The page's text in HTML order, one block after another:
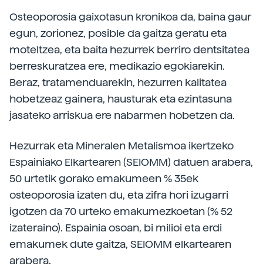
Osteoporosia gaixotasun kronikoa da, baina gaur
egun, zorionez, posible da gaitza geratu eta
moteltzea, eta baita hezurrek berriro dentsitatea
berreskuratzea ere, medikazio egokiarekin.
Beraz, tratamenduarekin, hezurren kalitatea
hobetzeaz gainera, hausturak eta ezintasuna
jasateko arriskua ere nabarmen hobetzen da.
Hezurrak eta Mineralen Metalismoa ikertzeko
Espainiako Elkartearen (SEIOMM) datuen arabera,
50 urtetik gorako emakumeen % 35ek
osteoporosia izaten du, eta zifra hori izugarri
igotzen da 70 urteko emakumezkoetan (% 52
izateraino). Espainia osoan, bi milioi eta erdi
emakumek dute gaitza, SEIOMM elkartearen
arabera.